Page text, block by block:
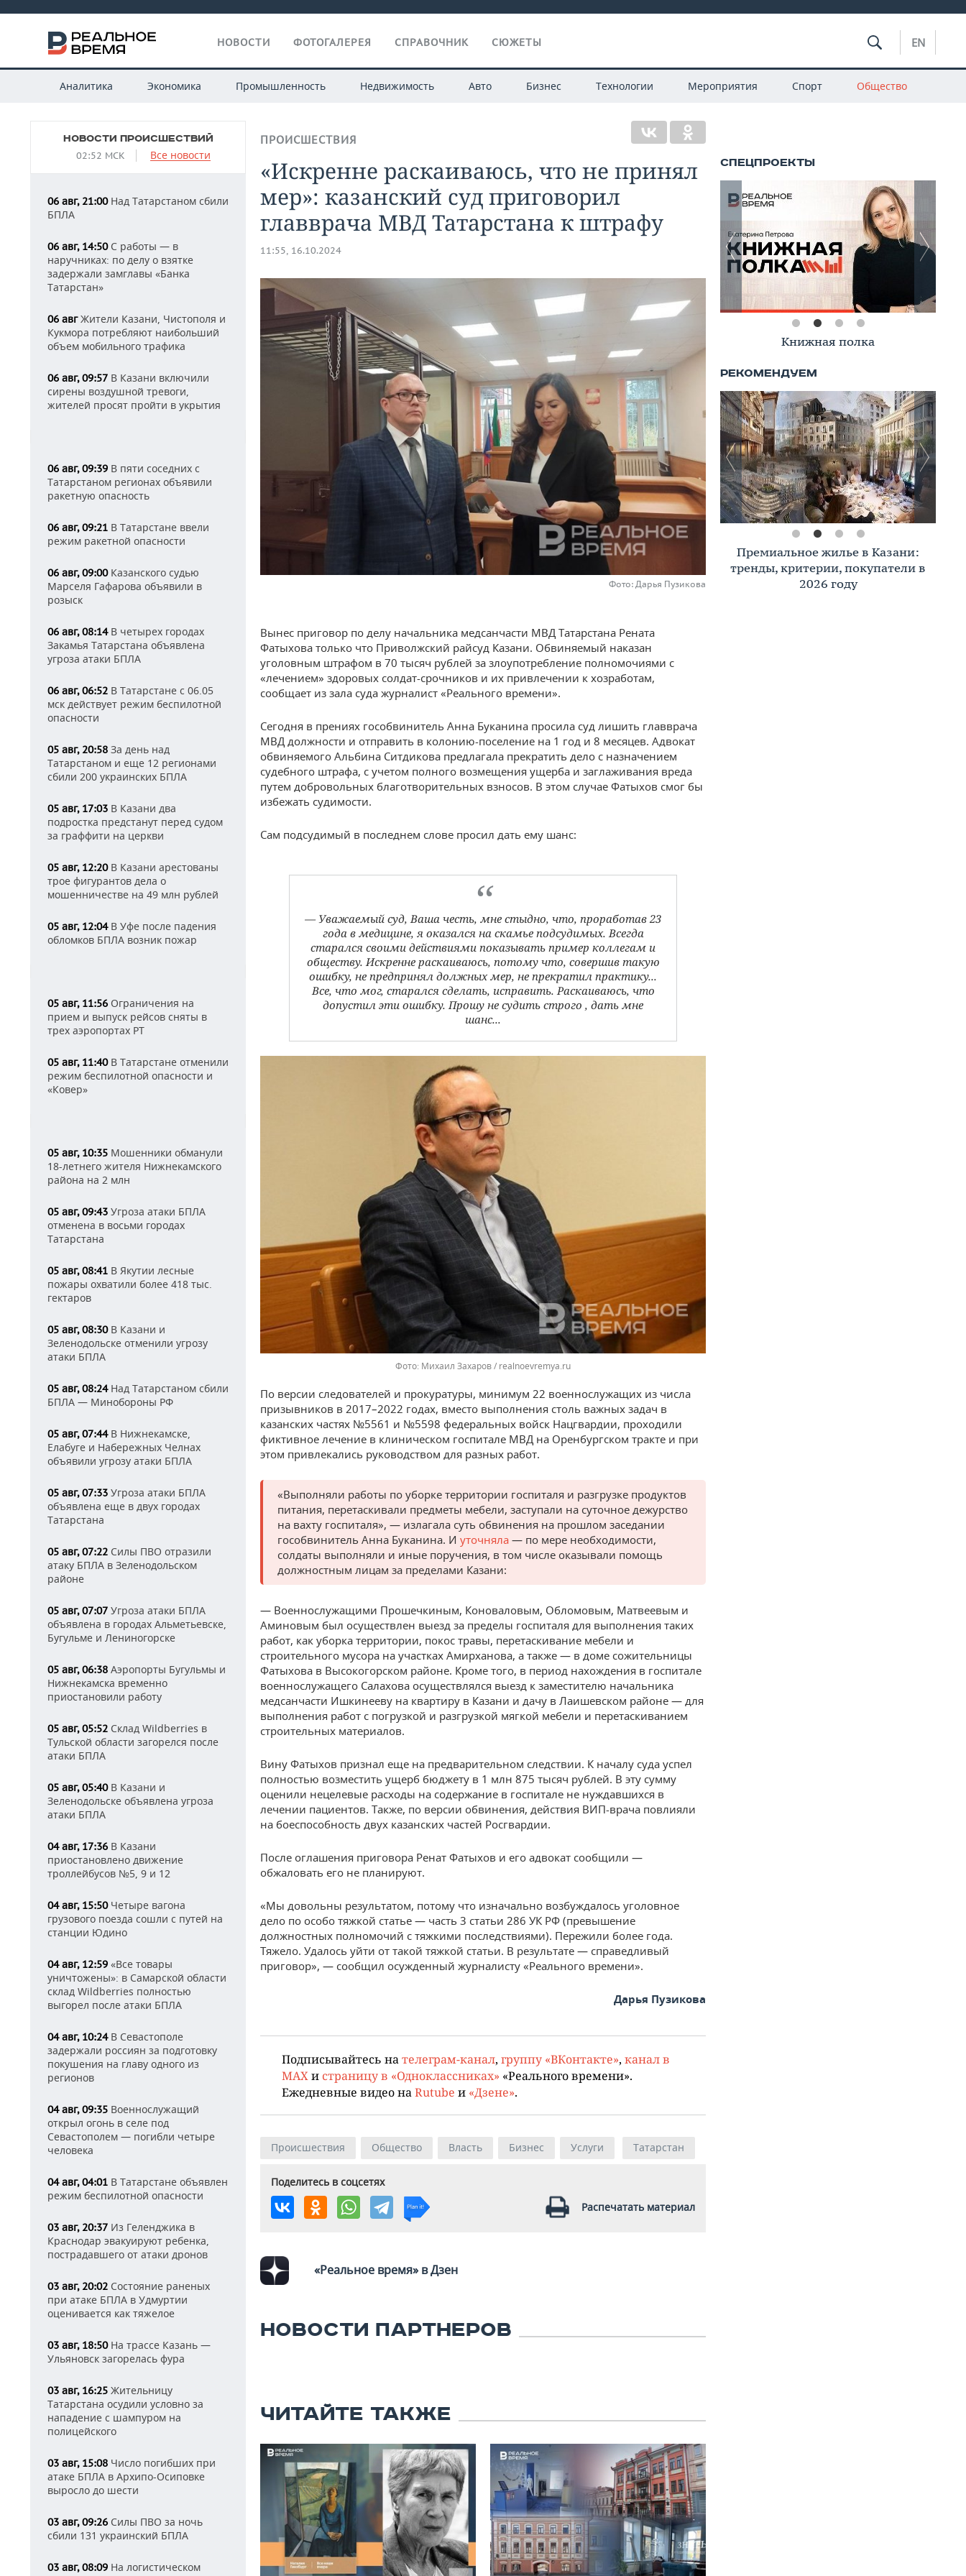
НОВОСТИ ФОТОГАЛЕРЕЯ СПРАВОЧНИК СЮЖЕТЫ EN
Аналитика Экономика Промышленность Недвижимость Авто Бизнес Технологии Мероприятия Спорт Общество
НОВОСТИ ПРОИСШЕСТВИЙ
02:52 МСК Все новости
06 авг, 21:00Над Татарстаном сбили
БПЛА
06 авг, 14:50С работы — в
наручниках: по делу о взятке
задержали замглавы «Банка
Татарстан»
06 авгЖители Казани, Чистополя и
Кукмора потребляют наибольший
объем мобильного трафика
06 авг, 09:57 В Казани включили
сирены воздушной тревоги,
жителей просят пройти в укрытия
06 авг, 09:39 В пяти соседних с
Татарстаном регионах объявили
ракетную опасность
06 авг, 09:21 В Татарстане ввели
режим ракетной опасности
06 авг, 09:00Казанского судью
Марселя Гафарова объявили в
розыск
06 авг, 08:14В четырех городах
Закамья Татарстана объявлена
угроза атаки БПЛА
06 авг, 06:52 В Татарстане с 06.05
мск действует режим беспилотной
опасности
05 авг, 20:58 За день над
Татарстаном и еще 12 регионами
сбили 200 украинских БПЛА
05 авг, 17:03 В Казани два
подростка предстанут перед судом
за граффити на церкви
05 авг, 12:20В Казани арестованы
трое фигурантов дела о
мошенничестве на 49 млн рублей
05 авг, 12:04В Уфе после падения
обломков БПЛА возник пожар
05 авг, 11:56 Ограничения на
прием и выпуск рейсов сняты в
трех аэропортах РТ
05 авг, 11:40В Татарстане отменили
режим беспилотной опасности и
«Ковер»
05 авг, 10:35 Мошенники обманули
18-летнего жителя Нижнекамского
района на 2 млн
05 авг, 09:43 Угроза атаки БПЛА
отменена в восьми городах
Татарстана
05 авг, 08:41 В Якутии лесные
пожары охватили более 418 тыс.
гектаров
05 авг, 08:30В Казани и
Зеленодольске отменили угрозу
атаки БПЛА
05 авг, 08:24Над Татарстаном сбили
БПЛА — Минобороны РФ
05 авг, 07:44В Нижнекамске,
Елабуге и Набережных Челнах
объявили угрозу атаки БПЛА
05 авг, 07:33 Угроза атаки БПЛА
объявлена еще в двух городах
Татарстана
05 авг, 07:22 Силы ПВО отразили
атаку БПЛА в Зеленодольском
районе
05 авг, 07:07 Угроза атаки БПЛА
объявлена в городах Альметьевске,
Бугульме и Лениногорске
05 авг, 06:38 Аэропорты Бугульмы и
Нижнекамска временно
приостановили работу
05 авг, 05:52 Склад Wildberries в
Тульской области загорелся после
атаки БПЛА
05 авг, 05:40В Казани и
Зеленодольске объявлена угроза
атаки БПЛА
04 авг, 17:36 В Казани
приостановлено движение
троллейбусов №5, 9 и 12
04 авг, 15:50Четыре вагона
грузового поезда сошли с путей на
станции Юдино
04 авг, 12:59 «Все товары
уничтожены»: в Самарской области
склад Wildberries полностью
выгорел после атаки БПЛА
04 авг, 10:24В Севастополе
задержали россиян за подготовку
покушения на главу одного из
регионов
04 авг, 09:35 Военнослужащий
открыл огонь в селе под
Севастополем — погибли четыре
человека
04 авг, 04:01 В Татарстане объявлен
режим беспилотной опасности
03 авг, 20:37 Из Геленджика в
Краснодар эвакуируют ребенка,
пострадавшего от атаки дронов
03 авг, 20:02 Состояние раненых
при атаке БПЛА в Удмуртии
оценивается как тяжелое
03 авг, 18:50На трассе Казань —
Ульяновск загорелась фура
03 авг, 16:25 Жительницу
Татарстана осудили условно за
нападение с шампуром на
полицейского
03 авг, 15:08 Число погибших при
атаке БПЛА в Архипо-Осиповке
выросло до шести
03 авг, 09:26 Силы ПВО за ночь
сбили 131 украинский БПЛА
03 авг, 08:09 На логистическом
ПРОИСШЕСТВИЯ
«Искренне раскаиваюсь, что не принял
мер»: казанский суд приговорил
главврача МВД Татарстана к штрафу
11:55, 16.10.2024
Фото: Дарья Пузикова
Вынес приговор по делу начальника медсанчасти МВД Татарстана Рената
Фатыхова только что Приволжский райсуд Казани. Обвиняемый наказан
уголовным штрафом в 70 тысяч рублей за злоупотребление полномочиями с
«лечением» здоровых солдат-срочников и их привлечении к хозработам,
сообщает из зала суда журналист «Реального времени».
Сегодня в прениях гособвинитель Анна Буканина просила суд лишить главврача
МВД должности и отправить в колонию-поселение на 1 год и 8 месяцев. Адвокат
обвиняемого Альбина Ситдикова предлагала прекратить дело с назначением
судебного штрафа, с учетом полного возмещения ущерба и заглаживания вреда
путем добровольных благотворительных взносов. В этом случае Фатыхов смог бы
избежать судимости.
Сам подсудимый в последнем слове просил дать ему шанс:
— Уважаемый суд, Ваша честь, мне стыдно, что, проработав 23
года в медицине, я оказался на скамье подсудимых. Всегда
старался своими действиями показывать пример коллегам и
обществу. Искренне раскаиваюсь, потому что, совершив такую
ошибку, не предпринял должных мер, не прекратил практику...
Все, что мог, старался сделать, исправить. Раскаиваюсь, что
допустил эти ошибку. Прошу не судить строго , дать мне
шанс...
Михаил Захаров / realnoevremya.ru
По версии следователей и прокуратуры, минимум 22 военнослужащих из числа
призывников в 2017–2022 годах, вместо выполнения столь важных задач в
казанских частях №5561 и №5598 федеральных войск Нацгвардии, проходили
фиктивное лечение в клиническом госпитале МВД на Оренбургском тракте и при
этом привлекались руководством для разных работ.
«Выполняли работы по уборке территории госпиталя и разгрузке продуктов
питания, перетаскивали предметы мебели, заступали на суточное дежурство
на вахту госпиталя», — излагала суть обвинения на прошлом заседании
гособвинитель Анна Буканина. И уточняла — по мере необходимости,
солдаты выполняли и иные поручения, в том числе оказывали помощь
должностным лицам за пределами Казани:
— Военнослужащими Прошечкиным, Коноваловым, Обломовым, Матвеевым и
Аминовым был осуществлен выезд за пределы госпиталя для выполнения таких
работ, как уборка территории, покос травы, перетаскивание мебели и
строительного мусора на участках Амирханова, а также — в доме сожительницы
Фатыхова в Высокогорском районе. Кроме того, в период нахождения в госпитале
военнослужащего Салахова осуществлялся выезд к заместителю начальника
медсанчасти Ишкинееву на квартиру в Казани и дачу в Лаишевском районе — для
выполнения работ с погрузкой и разгрузкой мягкой мебели и перетаскиванием
строительных материалов.
Вину Фатыхов признал еще на предварительном следствии. К началу суда успел
полностью возместить ущерб бюджету в 1 млн 875 тысяч рублей. В эту сумму
оценили нецелевые расходы на содержание в госпитале не нуждавшихся в
лечении пациентов. Также, по версии обвинения, действия ВИП-врача повлияли
на боеспособность двух казанских частей Росгвардии.
После оглашения приговора Ренат Фатыхов и его адвокат сообщили —
обжаловать его не планируют.
«Мы довольны результатом, потому что изначально возбуждалось уголовное
дело по особо тяжкой статье — часть 3 статьи 286 УК РФ (превышение
должностных полномочий с тяжкими последствиями). Пережили более года.
Тяжело. Удалось уйти от такой тяжкой статьи. В результате — справедливый
приговор», — сообщил осужденный журналисту «Реального времени».
Дарья Пузикова
Подписывайтесь на телеграм-канал, группу «ВКонтакте», канал в
MAX и страницу в «Одноклассниках» «Реального времени».
Ежедневные видео на Rutube и «Дзене».
Происшествия Общество Власть Бизнес Услуги Татарстан
Поделитесь в соцсетях
Распечатать материал
«Реальное время» в Дзен
НОВОСТИ ПАРТНЕРОВ
ЧИТАЙТЕ ТАКЖЕ
Книжная полка
Премиальное жилье в Казани:
тренды, критерии, покупатели в
2026 году